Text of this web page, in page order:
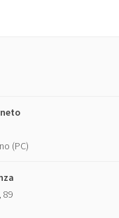
(PC)
89